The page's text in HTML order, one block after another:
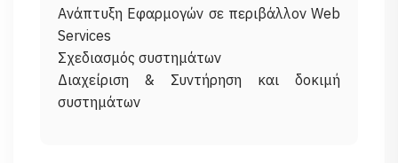
Ανάπτυξη Εφαρμογών σε περιβάλλον Web
Services
Σχεδιασμός συστημάτων
Διαχείριση & Συντήρηση και δοκιμή